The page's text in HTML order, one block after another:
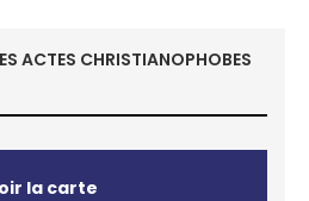
ACTES CHRISTIANOPHOBES
la carte